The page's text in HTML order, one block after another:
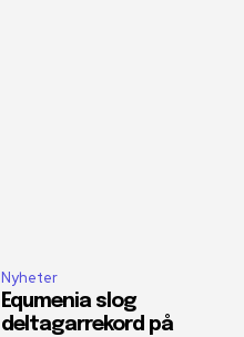
Nyheter
Equmenia slog
deltagarrekord på